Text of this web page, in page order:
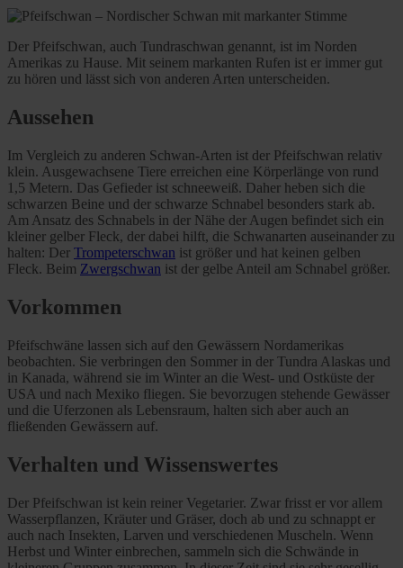
Der Pfeifschwan, auch Tundraschwan genannt, ist im Norden
Amerikas zu Hause. Mit seinem markanten Rufen ist er immer gut
zu hören und lässt sich von anderen Arten unterscheiden.
Aussehen
Im Vergleich zu anderen Schwan-Arten ist der Pfeifschwan relativ
klein. Ausgewachsene Tiere erreichen eine Körperlänge von rund
1,5 Metern. Das Gefieder ist schneeweiß. Daher heben sich die
schwarzen Beine und der schwarze Schnabel besonders stark ab.
Am Ansatz des Schnabels in der Nähe der Augen befindet sich ein
kleiner gelber Fleck, der dabei hilft, die Schwanarten auseinander zu
halten: Der Trompeterschwan ist größer und hat keinen gelben
Fleck. Beim Zwergschwan ist der gelbe Anteil am Schnabel größer.
Vorkommen
Pfeifschwäne lassen sich auf den Gewässern Nordamerikas
beobachten. Sie verbringen den Sommer in der Tundra Alaskas und
in Kanada, während sie im Winter an die West- und Ostküste der
USA und nach Mexiko fliegen. Sie bevorzugen stehende Gewässer
und die Uferzonen als Lebensraum, halten sich aber auch an
fließenden Gewässern auf.
Verhalten und Wissenswertes
Der Pfeifschwan ist kein reiner Vegetarier. Zwar frisst er vor allem
Wasserpflanzen, Kräuter und Gräser, doch ab und zu schnappt er
auch nach Insekten, Larven und verschiedenen Muscheln. Wenn
Herbst und Winter einbrechen, sammeln sich die Schwände in